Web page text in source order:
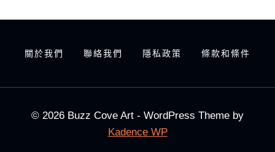
關於我們 聯絡我們 隱私政策 條款和條件
© 2026 Buzz Cove Art - WordPress Theme by
Kadence WP